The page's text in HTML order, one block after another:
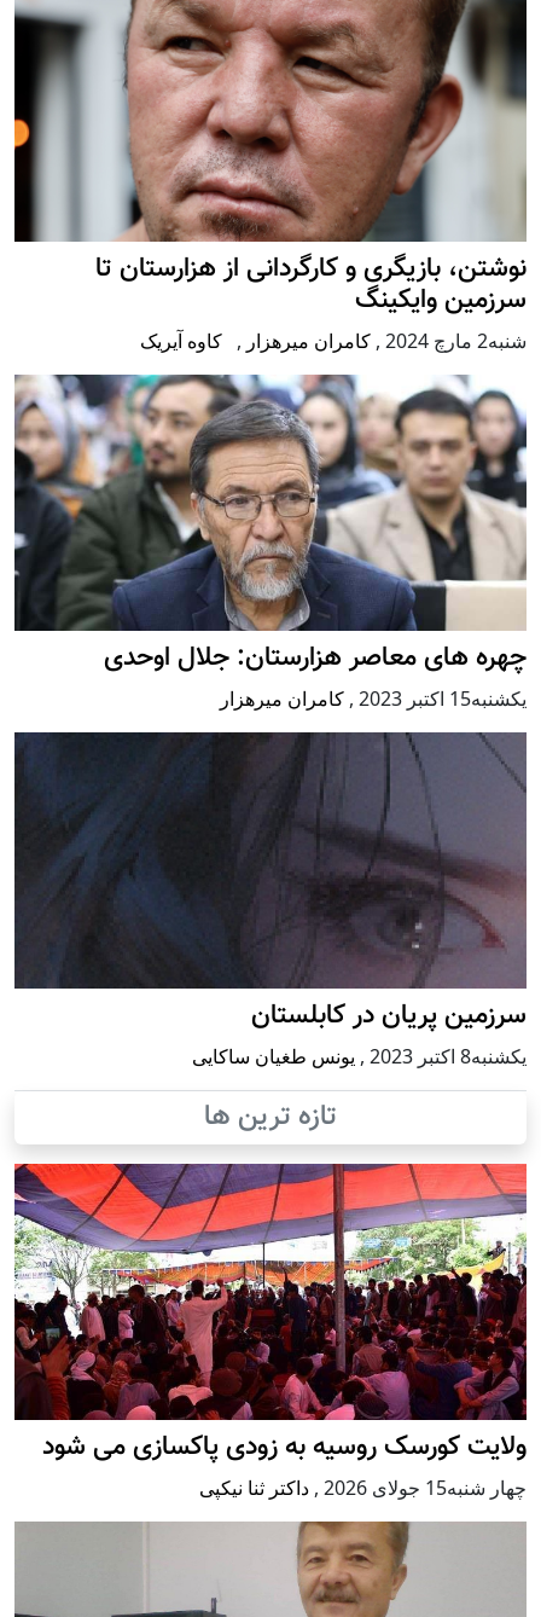
نوشتن، بازیگری و کارگردانی از هزارستان تا
سرزمین وایکینگ
شنبه2 مارچ 2024 , کامران میرهزار , کاوه آیریک
چهره های معاصر هزارستان: جلال اوحدی
يكشنبه15 اكتبر 2023 , کامران میرهزار
سرزمین پریان در کابلستان
يكشنبه8 اكتبر 2023 , یونس طغیان ساکایی
تازه ترین ها
ولایت کورسک روسیه به زودی پاکسازی می شود
چهار شنبه15 جولای 2026 , داکتر ثنا نیکپی